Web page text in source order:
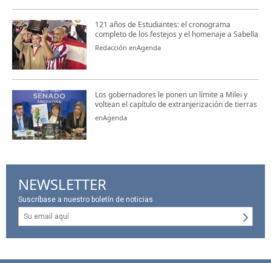
121 años de Estudiantes: el cronograma
completo de los festejos y el homenaje a Sabella
Redacción enAgenda
Los gobernadores le ponen un límite a Milei y
voltean el capítulo de extranjerización de tierras
enAgenda
NEWSLETTER
Suscríbase a nuestro boletín de noticias